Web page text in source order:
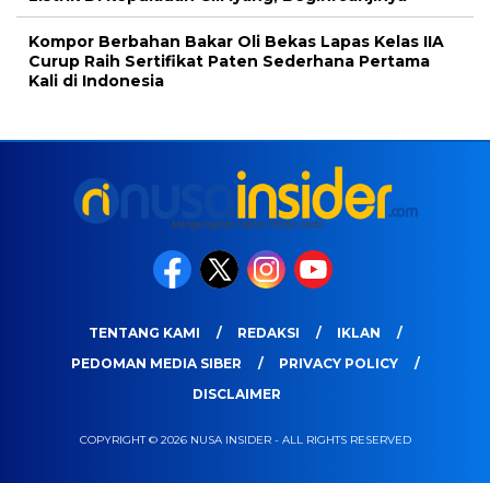
Kompor Berbahan Bakar Oli Bekas Lapas Kelas IIA
Curup Raih Sertifikat Paten Sederhana Pertama
Kali di Indonesia
TENTANG KAMI REDAKSI
IKLAN
PEDOMAN MEDIA SIBER
PRIVACY POLICY
DISCLAIMER
COPYRIGHT © 2026 NUSA INSIDER - ALL RIGHTS RESERVED